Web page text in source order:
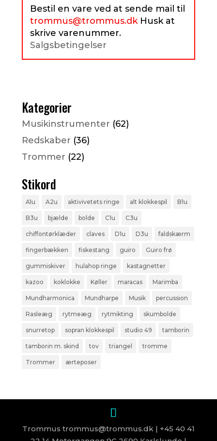
Bestil en vare ved at sende mail til
trommus@trommus.dkHusk at
skrive varenummer.
Salgsbetingelser
Kategorier
Musikinstrumenter (62)
Redskaber (36)
Trommer (22)
Stikord
A1u A2u aktivivetets ringe alt klokkespil B1u
B3u bjælde bolde C1u C3u
chiffontørklæder claves D1u D3u faldskærm
fingerbækken fiskestang guiro Guiro frø
gummiskiver hulahop ringe kastagnetter
kazoo koklokke Køller maracas Marimba
Mundharmonica Mundharpe Musik percussion
Rasleæg rytmeæg rytmikting skumbolde
snurretop sopran klokkespil studio 49 tamborin
tamborin m. skind tov triangel tromme
Trommer ærteposer
Trommus trommus@trommus.dk | +45 40 41